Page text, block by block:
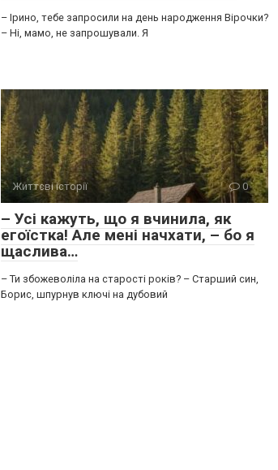
– Ірино, тебе запросили на день народження Вірочки?
– Ні, мамо, не запрошували. Я
Життєві історії 0
– Усі кажуть, що я вчинила, як
егоїстка! Але мені начхати, – бо я
щаслива…
– Ти збожеволіла на старості років? – Старший син,
Борис, шпурнув ключі на дубовий